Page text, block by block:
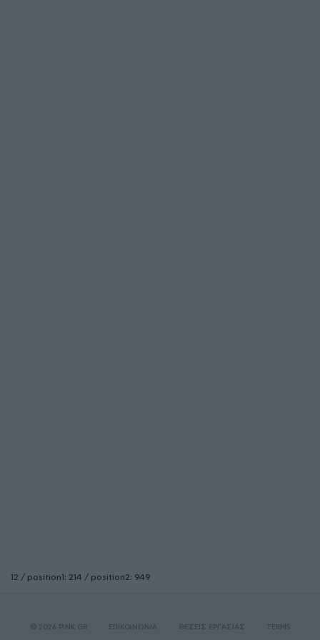
12 / position1: 214 / position2: 949
© 2026 PINK.GR ΕΠΙΚΟΙΝΩΝΙΑ ΘΕΣΕΙΣ ΕΡΓΑΣΙΑΣ TERMS